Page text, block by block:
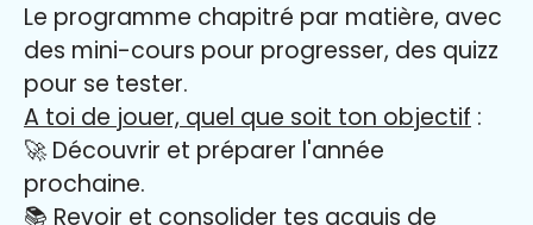
Le programme chapitré par matière, avec
des mini-cours pour progresser, des quizz
pour se tester.
A toi de jouer, quel que soit ton objectif :
🚀 Découvrir et préparer l'année
prochaine.
📚 Revoir et consolider tes acquis de